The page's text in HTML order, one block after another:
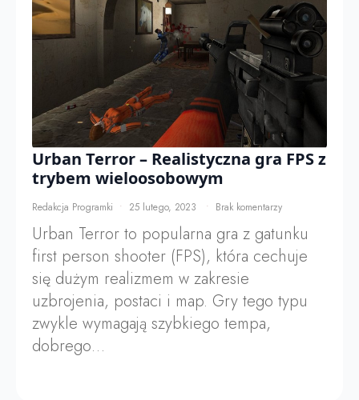
Urban Terror – Realistyczna gra FPS z
trybem wieloosobowym
Redakcja Programki 25 lutego, 2023 Brak komentarzy
Urban Terror to popularna gra z gatunku
first person shooter (FPS), która cechuje
się dużym realizmem w zakresie
uzbrojenia, postaci i map. Gry tego typu
zwykle wymagają szybkiego tempa,
dobrego…